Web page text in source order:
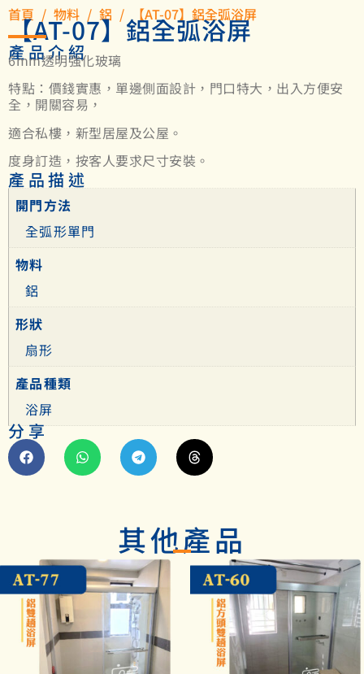
首頁 / 物料 / 鋁 / 【AT-07】鋁全弧浴屏
【AT-07】鋁全弧浴屏
產品介紹
6mm透明強化玻璃
特點：價錢實惠，單邊側面設計，門口特大，出入方便安
全，開關容易，
適合私樓，新型居屋及公屋。
度身訂造，按客人要求尺寸安裝。
產品描述
開門方法
全弧形單門
物料
鋁
形狀
扇形
產品種類
浴屏
分享
其他產品